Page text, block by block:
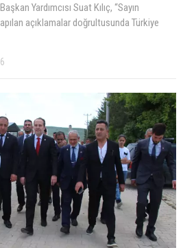
Yardımcısı Suat Kılıç, “Sayın
açıklamalar doğrultusunda Türkiye